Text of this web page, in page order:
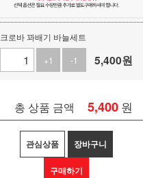
크로바 꽈배기 바늘세트
+1
-1 5,400원
총 상품 금액 5,400 원
관심상품 장바구니
구매하기